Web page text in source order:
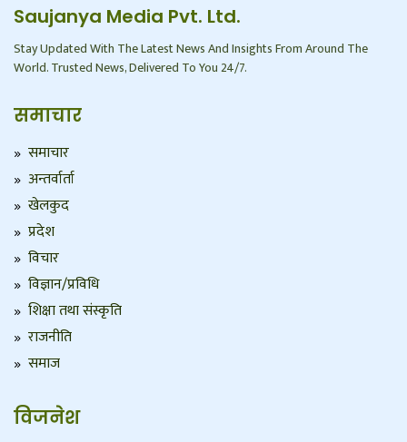
Saujanya Media Pvt. Ltd.
Stay Updated With The Latest News And Insights From Around The
World. Trusted News, Delivered To You 24/7.
समाचार
समाचार
अन्तर्वार्ता
खेलकुद
प्रदेश
विचार
विज्ञान/प्रविधि
शिक्षा तथा संस्कृति
राजनीति
समाज
विजनेश